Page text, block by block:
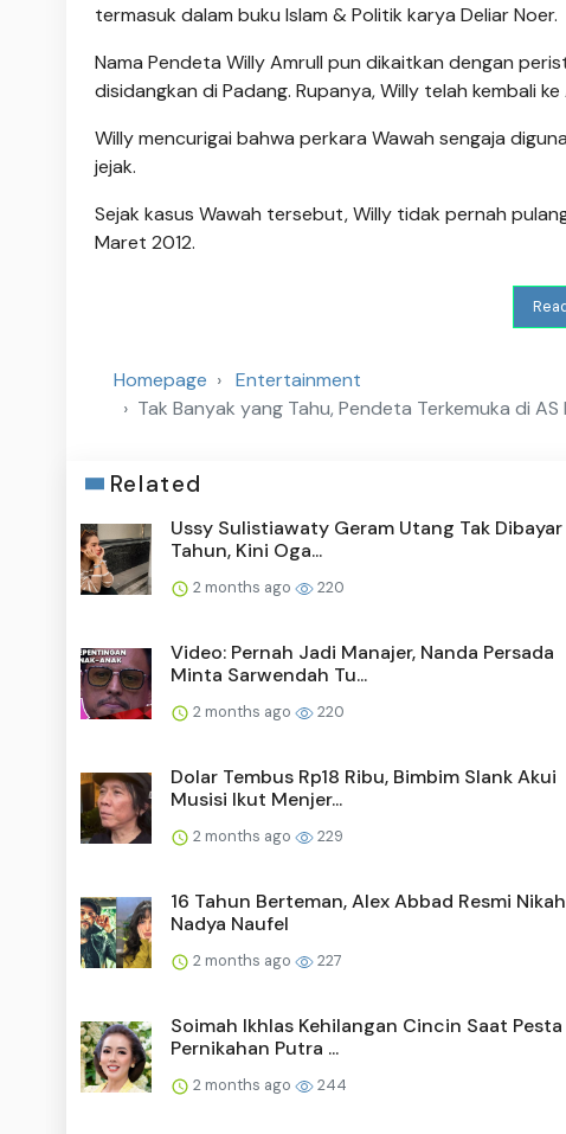
termasuk dalam buku Islam & Politik karya Deliar Noer.
Nama Pendeta Willy Amrull pun dikaitkan dengan
disidangkan di Padang. Rupanya, Willy telah kembali ke
Willy mencurigai bahwa perkara Wawah sengaja
jejak.
Sejak kasus Wawah tersebut, Willy tidak pernah
Maret 2012.
Homepage
Entertainment
Tak Banyak yang Tahu, Pendeta Terkemuka di
Related
Ussy Sulistiawaty Geram Utang Tak Dibayar
Tahun, Kini Oga...
2 months ago 220
Video: Pernah Jadi Manajer, Nanda Persada
Minta Sarwendah Tu...
2 months ago 220
Dolar Tembus Rp18 Ribu, Bimbim Slank Akui
Musisi Ikut Menjer...
2 months ago 229
16 Tahun Berteman, Alex Abbad Resmi
Nadya Naufel
2 months ago 227
Soimah Ikhlas Kehilangan Cincin Saat Pesta
Pernikahan Putra ...
2 months ago 244